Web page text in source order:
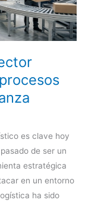
es clave hoy
de ser un
estratégica
en un entorno
ha sido